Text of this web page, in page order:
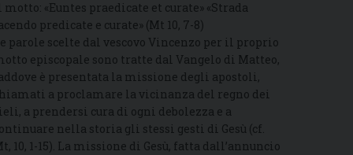
motto: «Euntes praedicate et curate» «Strada
predicate e curate» (Mt 10, 7-8)
parole scelte dal vescovo Vincenzo per il proprio
episcopale sono tratte dal Vangelo di Matteo,
è presentata la missione degli apostoli,
a proclamare la vicinanza del regno dei
a prendersi cura di ogni debolezza e a
nella storia gli stessi gesti di Gesù (cf.
10, 1-15). La missione di Gesù, fatta dall’annuncio